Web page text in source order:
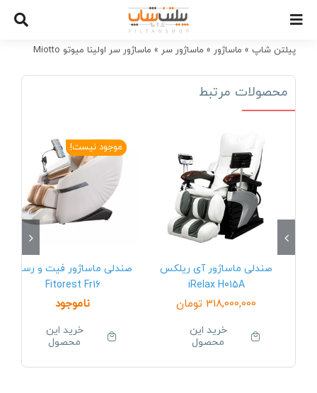
contentپیلتن شاپ » ماساژور » ماساژور سر » ماساژور سر اولینا میوتو Miotto
محصولات مرتبط
صندلی ماساژور آی ریلکس
iRelax H015A
318,000,000 تومان
خرید این
محصول
موجود نیست!
صندلی ماساژور فیت و رست
Fitorest Fr16
ناموجود
خرید این
محصول